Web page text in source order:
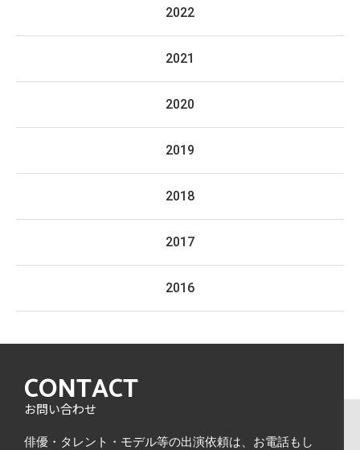
2022
2021
2020
2019
2018
2017
2016
CONTACT
お問い合わせ
俳優・タレント・モデル等の出演依頼は、 お電話もし